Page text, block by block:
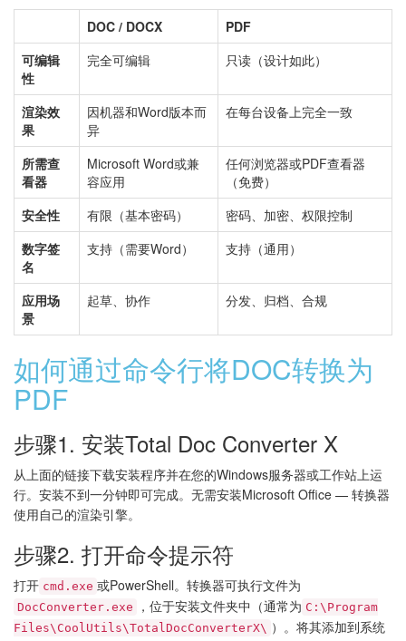
DOC / DOCX
PDF
可编辑
性
完全可编辑 只读（设计如此）
渲染效
果
因机器和Word版本而
异
在每台设备上完全一致
所需查
看器
Microsoft Word或兼
容应用
任何浏览器或PDF查看器
（免费）
安全性
有限（基本密码）
密码、加密、权限控制
数字签
名
支持（需要Word） 支持（通用）
应用场
景
起草、协作 分发、归档、合规
如何通过命令行将DOC转换为
PDF
步骤1. 安装Total Doc Converter X
从上面的链接下载安装程序并在您的Windows服务器或工作站上运
行。安装不到一分钟即可完成。无需安装Microsoft Office — 转换器
使用自己的渲染引擎。
步骤2. 打开命令提示符
打开 cmd.exe 或PowerShell。转换器可执行文件为
DocConverter.exe ，位于安装文件夹中（通常为 C:\Program
Files\CoolUtils\TotalDocConverterX\ ）。将其添加到系统